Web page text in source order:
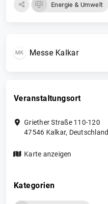
Energie & Umwelt
MK Messe Kalkar
Veranstaltungsort
Griether Straße 110-120
47546 Kalkar, Deutschland
Karte anzeigen
Kategorien